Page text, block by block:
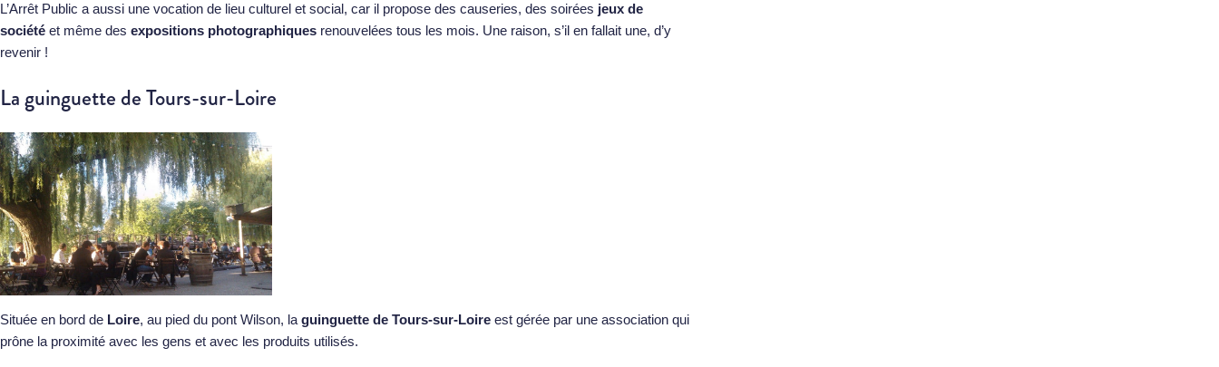
L’Arrêt Public a aussi une vocation de lieu culturel et social, car il propose des causeries, des soirées jeux de
société et même des expositions photographiques renouvelées tous les mois. Une raison, s’il en fallait une, d’y
revenir !
La guinguette de Tours-sur-Loire
Située en bord de Loire, au pied du pont Wilson, la guinguette de Tours-sur-Loire est gérée par une association qui
prône la proximité avec les gens et avec les produits utilisés.